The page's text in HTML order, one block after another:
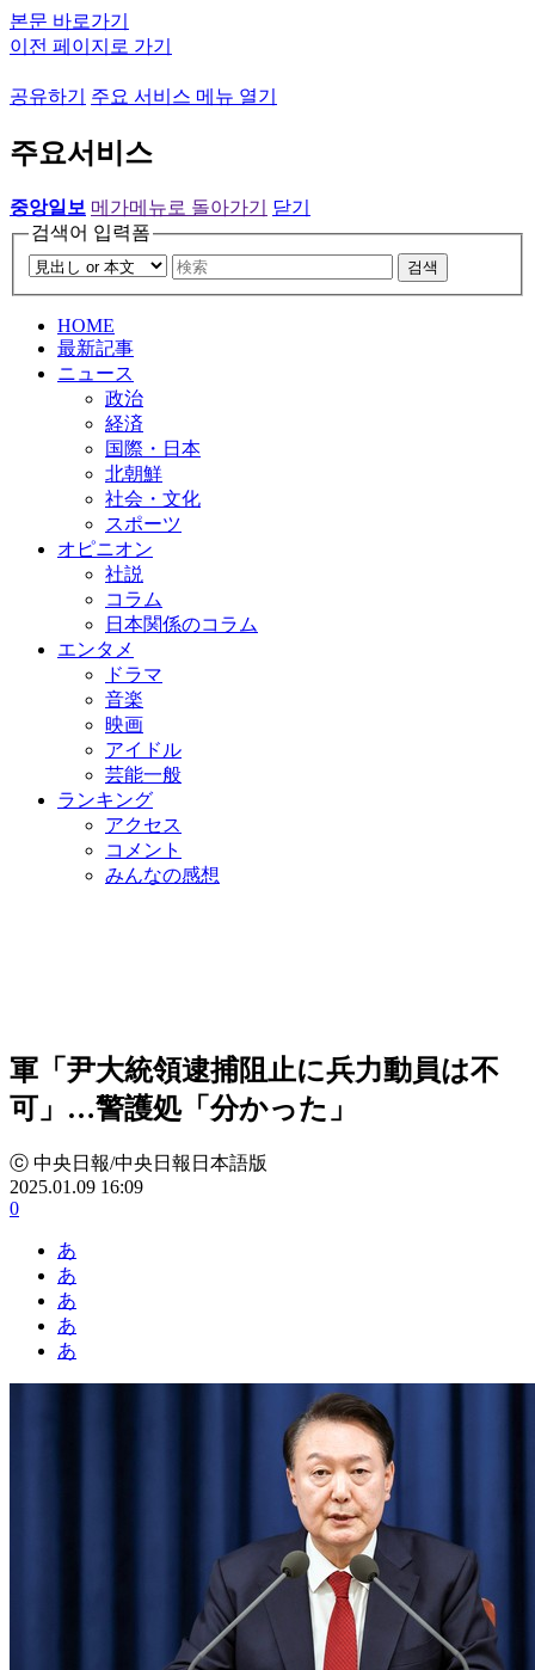
본문 바로가기
이전 페이지로 가기
공유하기 주요 서비스 메뉴 열기
주요서비스
중앙일보 메가메뉴로 돌아가기
닫기
검색어 입력폼
검색
HOME
最新記事
ニュース
政治
経済
国際・日本
北朝鮮
社会・文化
スポーツ
オピニオン
社説
コラム
日本関係のコラム
エンタメ
ドラマ
音楽
映画
アイドル
芸能一般
ランキング
アクセス
コメント
みんなの感想
軍「尹大統領逮捕阻止に兵力動員は不
可」…警護処「分かった」
ⓒ 中央日報/中央日報日本語版
2025.01.09 16:09
0
あ
あ
あ
あ
あ